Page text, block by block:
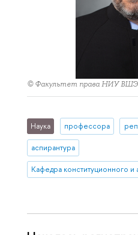
© Факультет права НИУ ВШЭ
Наука профессора
аспирантура
Кафедра конституционного